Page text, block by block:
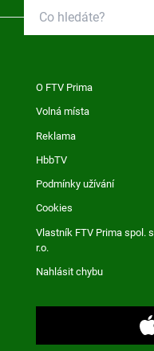
O FTV Prima
Volná místa
Reklama
HbbTV
Podmínky užívání
Cookies
Vlastník FTV Prima spol. s
r.o.
Nahlásit chybu